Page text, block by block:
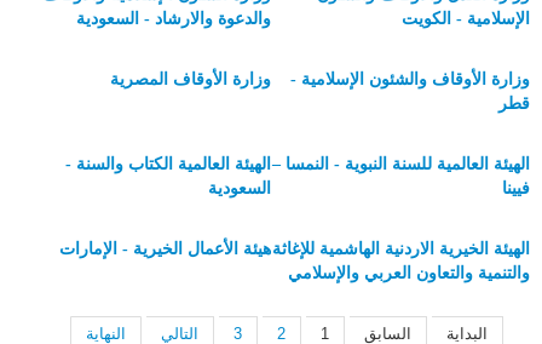
الإسلامية - الكويت
والدعوة والارشاد - السعودية
وزارة الأوقاف والشئون الإسلامية -
قطر
وزارة الأوقاف المصرية
الهيئة العالمية للسنة النبوية - النمسا –
فيينا
الهيئة العالمية الكتاب والسنة -
السعودية
الهيئة الخيرية الاردنية الهاشمية للإغاثة
والتنمية والتعاون العربي والإسلامي
هيئة الأعمال الخيرية - الإمارات
البداية السابق 1
2
3 التالي النهاية